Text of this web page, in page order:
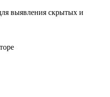
выявления скрытых и